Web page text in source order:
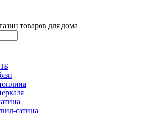
товаров для дома
сатина